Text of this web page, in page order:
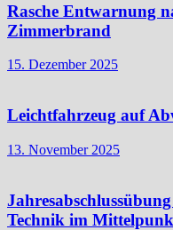
Rasche Entwarnung
Zimmerbrand
15. Dezember 2025
Leichtfahrzeug auf
13. November 2025
Technik im